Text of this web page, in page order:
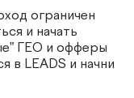
ограничен
и начать
ГЕО и офферы
в LEADS и начни